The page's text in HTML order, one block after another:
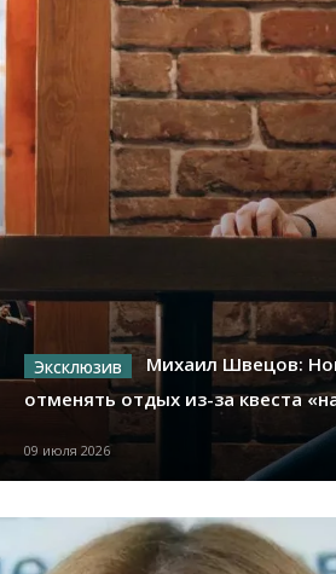
Михаил Швецов:
отменять отдых из-за квеста
09 июля 2026